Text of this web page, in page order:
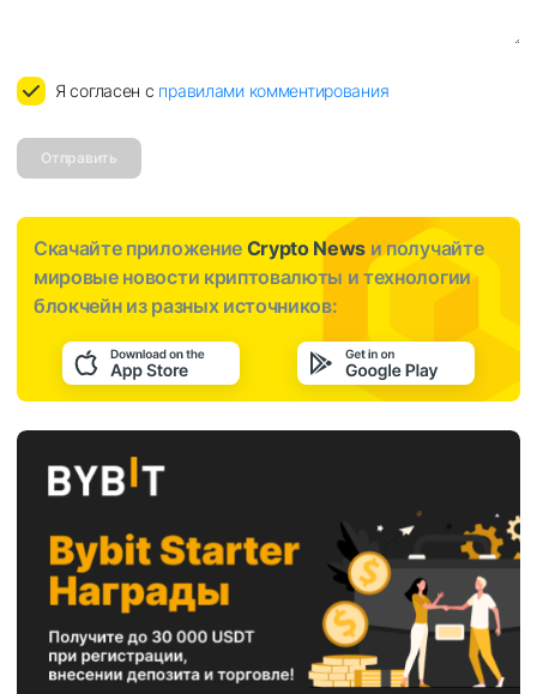
Я согласен с правилами комментирования
Отправить
Скачайте приложение Crypto News и получайте
мировые новости криптовалюты и технологии
блокчейн из разных источников: